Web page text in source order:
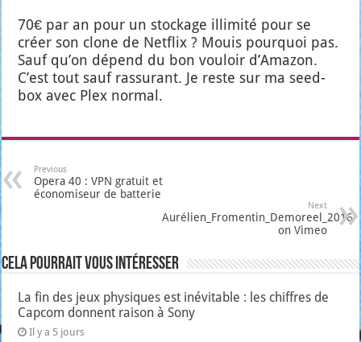
70€ par an pour un sto­ckage illi­mi­té pour se
créer son clone de Net­flix ? Mouis pour­quoi pas.
Sauf qu’on dépend du bon vou­loir d’A­ma­zon.
C’est tout sauf ras­su­rant. Je reste sur ma seed­
box avec Plex nor­mal.
Previous
Opera 40 : VPN gratuit et
économiseur de batterie
Next
Aurélien_Fromentin_Demoreel_2016
on Vimeo
Cela pourrait vous intéresser
La fin des jeux physiques est inévitable : les chiffres de
Capcom donnent raison à Sony
Il y a 5 jours